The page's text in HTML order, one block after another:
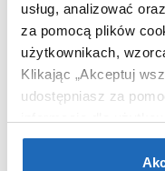
usług, analizować
za pomocą plików
użytkownikach,
Klikając „Akceptuj
udostępniasz za
partnerzy reklamowi.
wymagane pliki
Ilość komór
Ociekacz
Montaż
Syfon
Odwracalny